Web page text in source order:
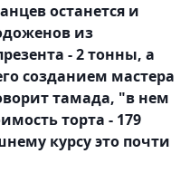
останется и
из
- 2 тонны, а
созданием мастера
тамада, "в нем
торта - 179
курсу это почти